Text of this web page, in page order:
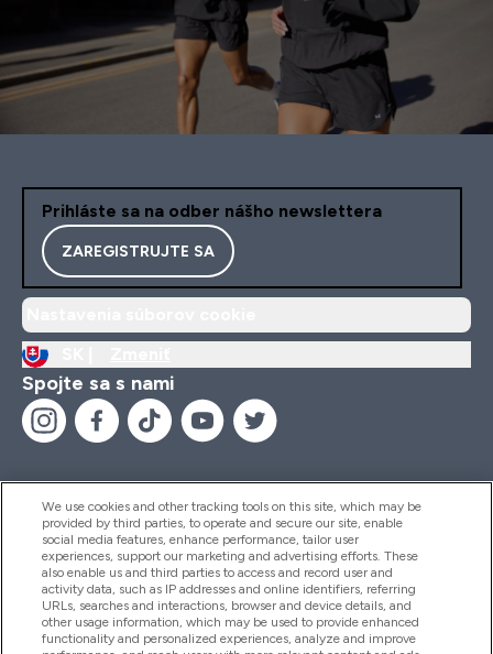
Prihláste sa na odber nášho newslettera
ZAREGISTRUJTE SA
Spojte sa s nami
Pomoc & Informácie
Produkty
We use cookies and other tracking tools on this site, which may be
provided by third parties, to operate and secure our site, enable
social media features, enhance performance, tailor user
experiences, support our marketing and advertising efforts. These
also enable us and third parties to access and record user and
activity data, such as IP addresses and online identifiers, referring
URLs, searches and interactions, browser and device details, and
other usage information, which may be used to provide enhanced
functionality and personalized experiences, analyze and improve